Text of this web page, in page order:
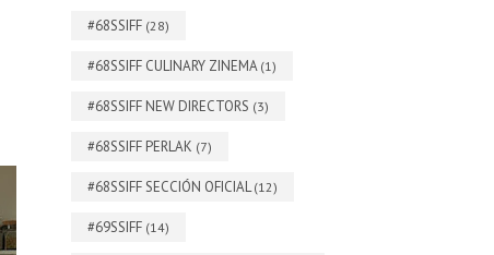
#68SSIFF (28)
#68SSIFF CULINARY ZINEMA (1)
#68SSIFF NEW DIRECTORS (3)
#68SSIFF PERLAK (7)
#68SSIFF SECCIÓN OFICIAL(12)
#69SSIFF (14)